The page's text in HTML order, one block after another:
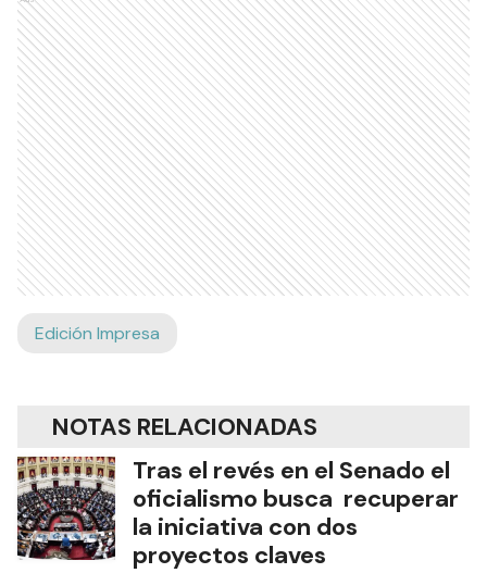
Edición Impresa
NOTAS RELACIONADAS
Tras el revés en el Senado el
oficialismo busca recuperar
la iniciativa con dos
proyectos claves